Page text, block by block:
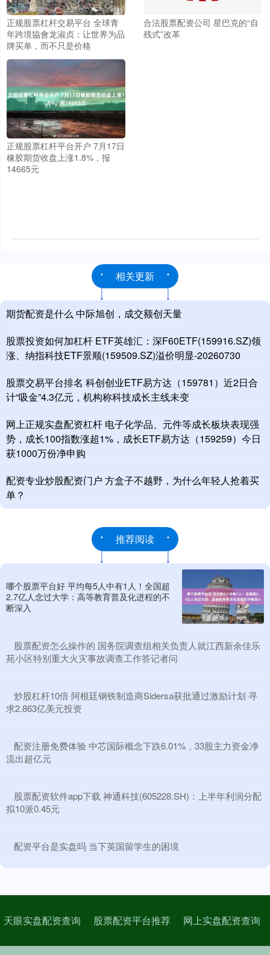
正规股票杠杆交易平台 全球青
年跨境協會龙淑贞：让世界为品
牌买单，而不只是价格
合法股票配资公司 星巴克的“自
残式”改革
正规股票杠杆平台开户 7月17日
橡胶期货收盘上涨1.8%，报
14665元
相关更新
期货配资是什么 中际旭创，成交额创天量
股票投资如何加杠杆 ETF英雄汇：深F60ETF(159916.SZ)领
涨、纳指科技ETF景顺(159509.SZ)溢价明显-20260730
股票交易平台排名 科创创业ETF易方达（159781）近2日合
计“吸金”4.3亿元，机构称科技成长主线未变
网上正规实盘配资杠杆 电子化学品、元件等成长板块表现强
势，成长100指数涨超1%，成长ETF易方达（159259）今日
获1000万份净申购
配资专业炒股配资门户 方盒子不越野，为什么年轻人抢着买
单？
推荐阅读
哪个股票平台好 平均每5人中有1人！全国超
2.7亿人念过大学：高等教育普及化进程的不
断深入
​股票配资怎么操作的 国务院调查组相关负责人就江西新余佳乐
苑小区特别重大火灾事故调查工作答记者问
​炒股杠杆10倍 阿根廷钢铁制造商Sidersa获批通过激励计划 寻
求2.863亿美元投资
​配资注册免费体验 中芯国际概念下跌6.01%，33股主力资金净
流出超亿元
​股票配资软件app下载 神通科技(605228.SH)：上半年利润分配
拟10派0.45元
​配资平台是实盘吗 当下英国留学生的困境
天眼实盘配资查询 股票配资平台推荐 网上实盘配资查询